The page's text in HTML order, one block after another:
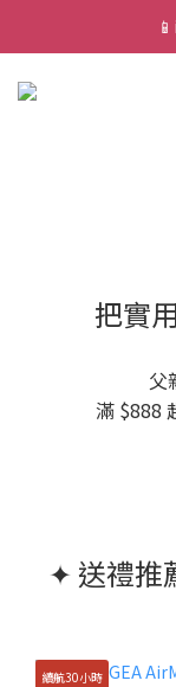
把實
父
滿 $888
✦ 送禮推
續航30小時